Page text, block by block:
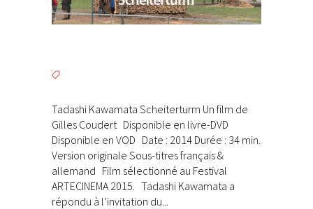
Tadashi Kawamata Scheiterturm Un film de
Gilles Coudert Disponible en livre-DVD
Disponible en VOD Date : 2014 Durée : 34 min.
Version originale Sous-titres français &
allemand Film sélectionné au Festival
ARTECINEMA 2015. Tadashi Kawamata a
répondu à l’invitation du...